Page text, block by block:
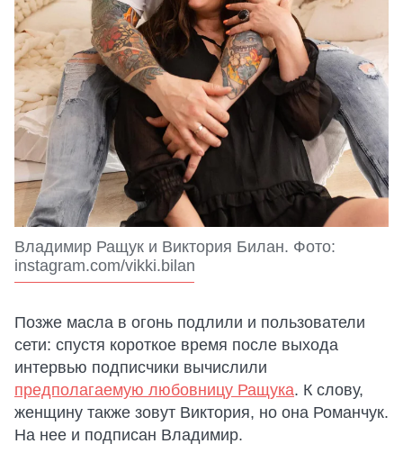
Владимир Ращук и Виктория Билан. Фото:
instagram.com/vikki.bilan
Позже масла в огонь подлили и пользователи
сети: спустя короткое время после выхода
интервью подписчики вычислили
предполагаемую любовницу Ращука. К слову,
женщину также зовут Виктория, но она Романчук.
На нее и подписан Владимир.